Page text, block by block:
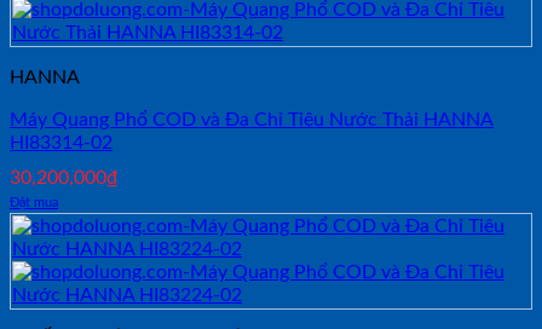
HANNA
Máy Quang Phổ COD và Đa Chỉ Tiêu Nước Thải HANNA
HI83314-02
30,200,000₫
Đặt mua